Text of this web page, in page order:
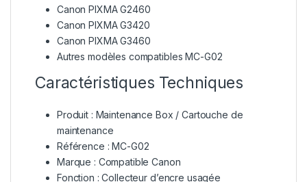
Canon PIXMA G2460
Canon PIXMA G3420
Canon PIXMA G3460
Autres modèles compatibles MC-G02
Caractéristiques Techniques
Produit : Maintenance Box / Cartouche de
maintenance
Référence : MC-G02
Marque : Compatible Canon
Fonction : Collecteur d’encre usagée